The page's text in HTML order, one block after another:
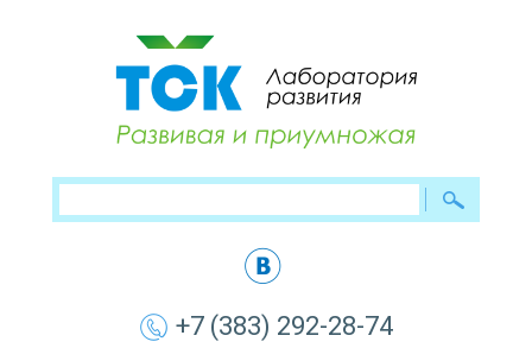
+7 (383) 292-28-74